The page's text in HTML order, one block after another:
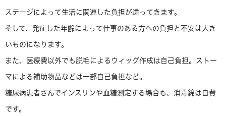
ステージによって生活に関連した負担が違ってきます。
そして、発症した年齢によって仕事のある方への負担と不安は大き
いものになります。
また、医療費以外でも脱毛によるウィッグ作成は自己負担。ストー
マによる補助物品などは一部自己負担など。
糖尿病患者さんでインスリンや血糖測定する場合も、消毒綿は自費
です。